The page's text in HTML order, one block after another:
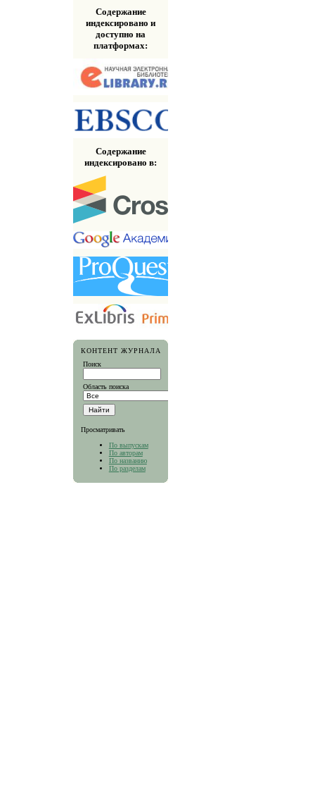
Содержание
индексировано и
доступно на
платформах:
Содержание
индексировано в:
КОНТЕНТ ЖУРНАЛА
Поиск
Область поиска
Просматривать
По выпускам
По авторам
По названию
По разделам